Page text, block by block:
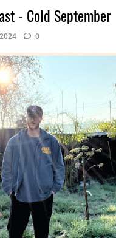
- Cold September
0